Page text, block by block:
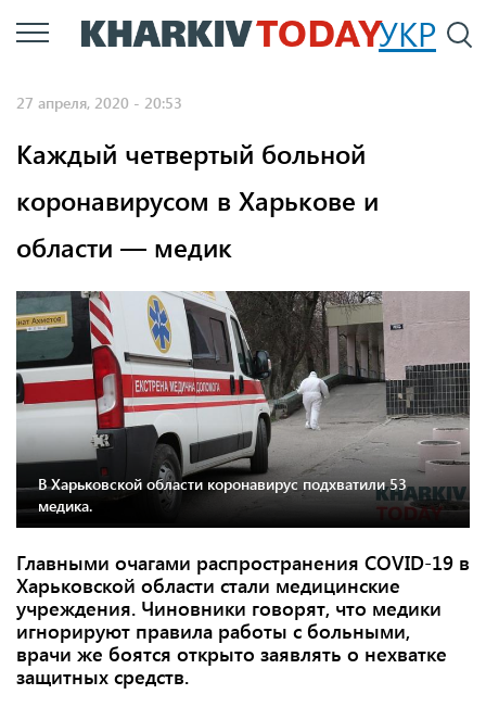
Перейти
к
УКР
27 апреля, 2020 - 20:53
Каждый четвертый больной
коронавирусом в Харькове и
области — медик
В Харьковской области коронавирус подхватили 53
медика.
Главными очагами распространения COVID-19 в
Харьковской области стали медицинские
учреждения. Чиновники говорят, что медики
игнорируют правила работы с больными,
врачи же боятся открыто заявлять о нехватке
защитных средств.